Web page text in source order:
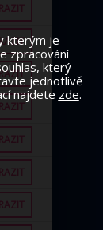
kterým je
zpracování
který
jednotlivě
najdete zde.